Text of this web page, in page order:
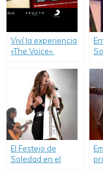
Viví la experiencia
«The Voice».
El Festejo de
Soledad en el